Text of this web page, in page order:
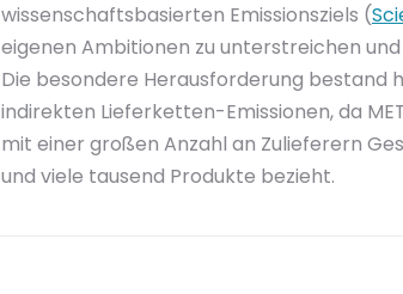
wissenschaftsbasierten Emissionsziels (
eigenen Ambitionen zu unterstreichen
Die besondere Herausforderung bestand
indirekten Lieferketten-Emissionen, da
mit einer großen Anzahl an Zulieferern
und viele tausend Produkte bezieht.